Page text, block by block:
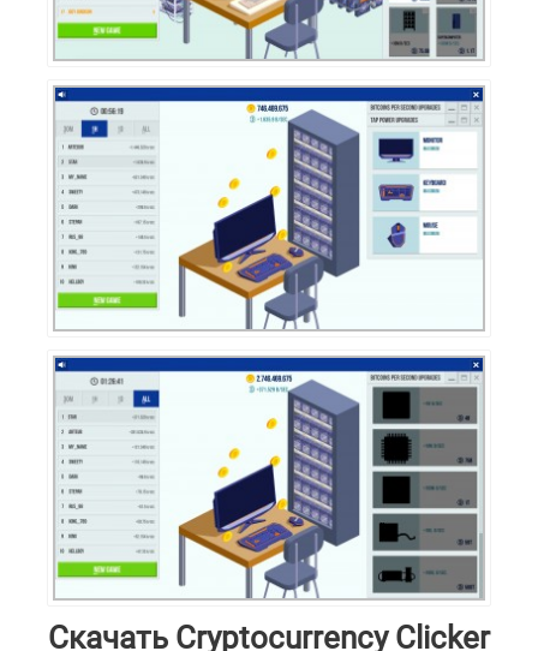
Скачать Cryptocurrency Clicker